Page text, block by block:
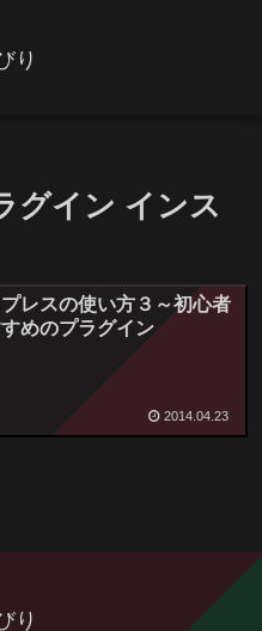
り
グイン インス
レスの使い方３～初心者
めのプラグイン
2014.04.23
り